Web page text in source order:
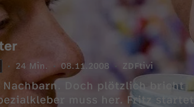
24 Min. 08.11.2008 ZDFtivi
Doch plötzlich bricht
muss her. Fritz startet